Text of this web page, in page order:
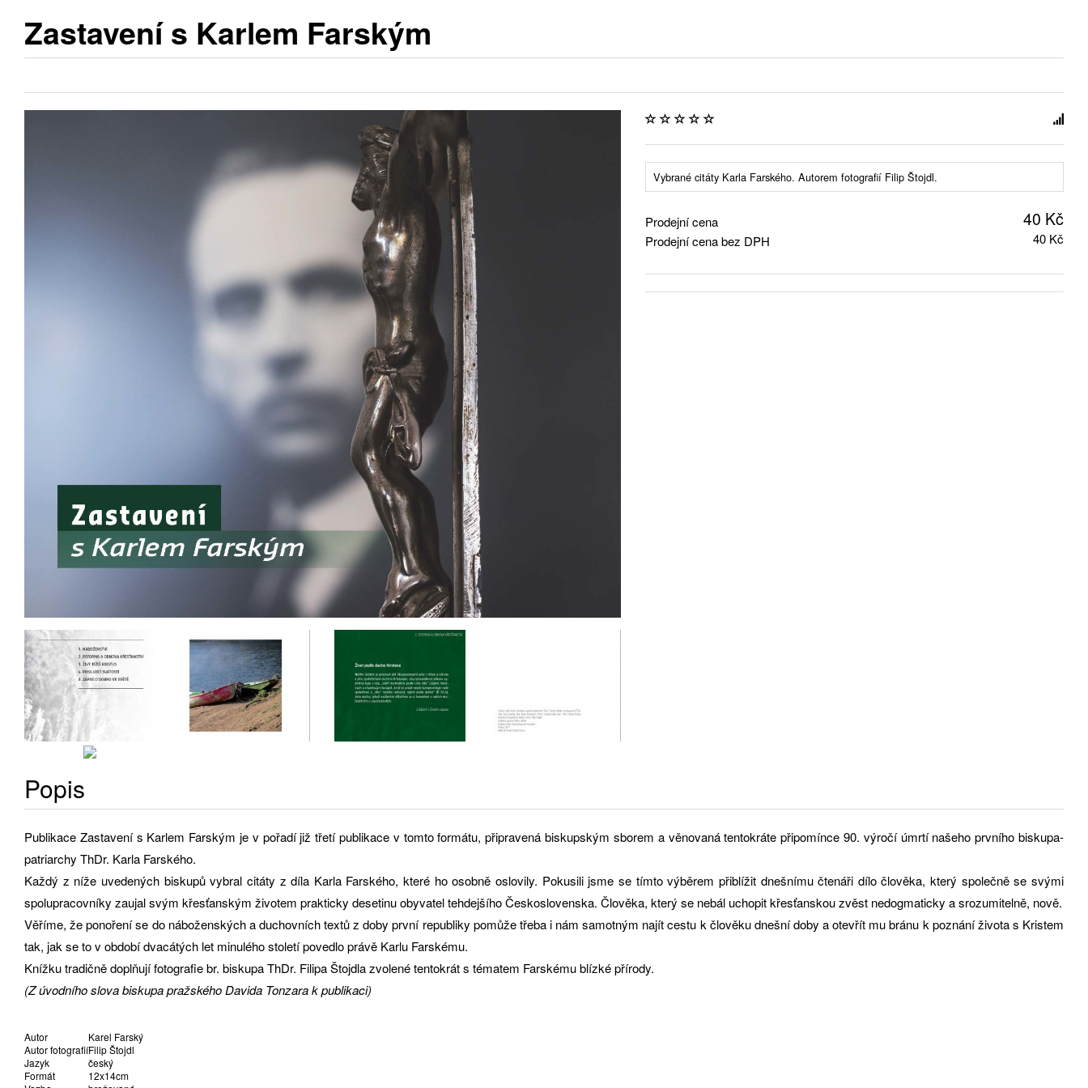
Zastavení s Karlem Farským
Vybrané citáty Karla Farského. Autorem fotografií Filip Štojdl.
Prodejní cena 40 Kč
Prodejní cena bez DPH 40 Kč
Popis
Publikace Zastavení s Karlem Farským je v pořadí již třetí publikace v tomto formátu, připravená biskupským sborem a věnovaná tentokráte připomínce 90. výročí úmrtí našeho prvního biskupa-
patriarchy ThDr. Karla Farského.
Každý z níže uvedených biskupů vybral citáty z díla Karla Farského, které ho osobně oslovily. Pokusili jsme se tímto výběrem přiblížit dnešnímu čtenáři dílo člověka, který společně se svými
spolupracovníky zaujal svým křesťanským životem prakticky desetinu obyvatel tehdejšího Československa. Člověka, který se nebál uchopit křesťanskou zvěst nedogmaticky a srozumitelně, nově.
Věříme, že ponoření se do náboženských a duchovních textů z doby první republiky pomůže třeba i nám samotným najít cestu k člověku dnešní doby a otevřít mu bránu k poznání života s Kristem
tak, jak se to v období dvacátých let minulého století povedlo právě Karlu Farskému.
Knížku tradičně doplňují fotografie br. biskupa ThDr. Filipa Štojdla zvolené tentokrát s tématem Farskému blízké přírody.
(Z úvodního slova biskupa pražského Davida Tonzara k publikaci)
Autor
Karel Farský
Autor fotografiíFilip Štojdl
Jazyk
český
Formát
12x14cm